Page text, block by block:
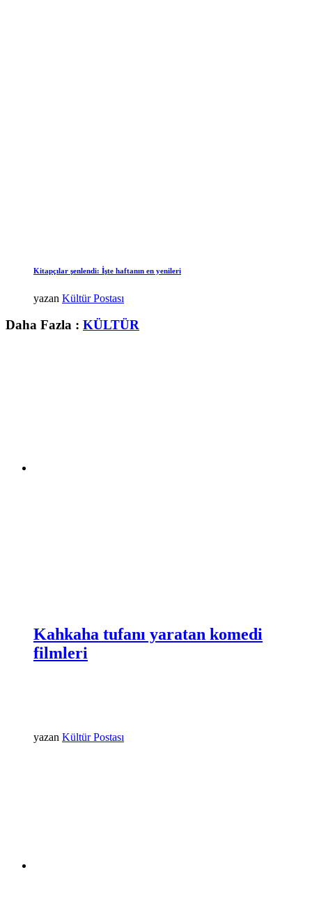
Kitapçılar şenlendi: İşte haftanın en yenileri
yazan Kültür Postası
Daha Fazla : KÜLTÜR
Kahkaha tufanı yaratan komedi
filmleri
yazan Kültür Postası